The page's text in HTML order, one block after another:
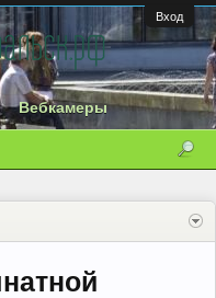
Вход
Вебкамеры